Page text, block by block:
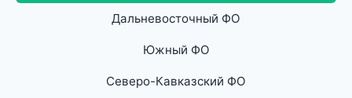
Дальневосточный ФО
Южный ФО
Северо-Кавказский ФО